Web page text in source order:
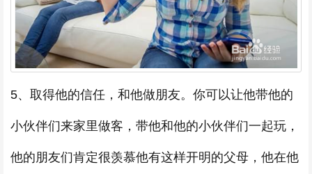
5、取得他的信任，和他做朋友。你可以让他带他的
小伙伴们来家里做客，带他和他的小伙伴们一起玩，
他的朋友们肯定很羡慕他有这样开明的父母，他在他